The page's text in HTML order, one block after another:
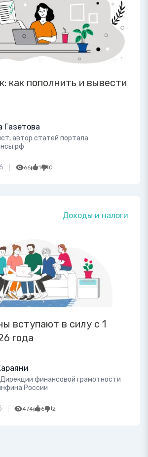
как пополнить и вывести
Газетова
автор статей портала
66 1 0
Доходы и налоги
вступают в силу с 1
года
финансовой грамотности
России
474 6 2